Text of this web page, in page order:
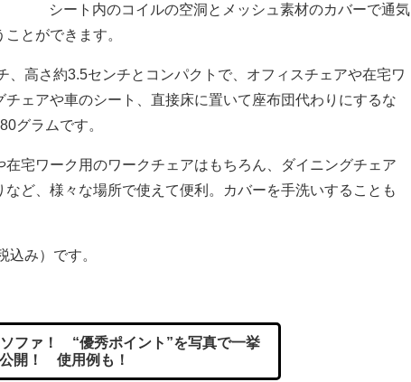
シート内のコイルの空洞とメッシュ素材のカバーで通気
とができます。
高さ約3.5センチとコンパクトで、オフィスチェアや在宅ワ
ェアや車のシート、直接床に置いて座布団代わりにするな
グラムです。
宅ワーク用のワークチェアはもちろん、ダイニングチェア
ど、様々な場所で使えて便利。カバーを手洗いすることも
み）です。
ファ！ “優秀ポイント”を写真で一挙
公開！ 使用例も！